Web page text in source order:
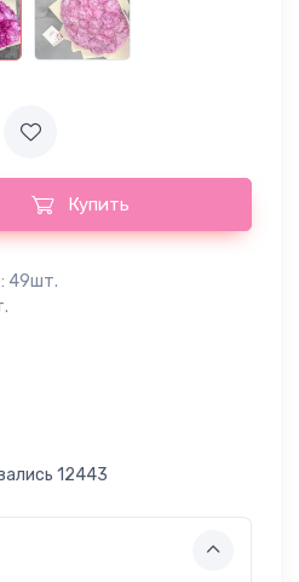
Купить
49шт.
12443